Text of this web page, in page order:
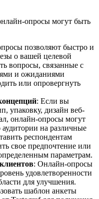
опросы могут быть
позволяют быстро и
о вашей целевой
вопросы, связанные с
и ожиданиями
или опровергнуть
: Если вы
упаковку, дизайн веб-
онлайн-опросы могут
на различные
респондентам
свое предпочтение или
параметрам.
: Онлайн-опросы
удовлетворенности
для улучшения.
шаблон анкеты